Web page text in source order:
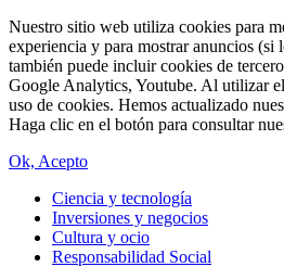
Nuestro sitio web utiliza cookies para
experiencia y para mostrar anuncios
también puede incluir cookies de
Google Analytics, Youtube. Al utilizar
uso de cookies. Hemos actualizado
Haga clic en el botón para consultar
Ok, Acepto
Ciencia y tecnología
Inversiones y negocios
Cultura y ocio
Responsabilidad Social